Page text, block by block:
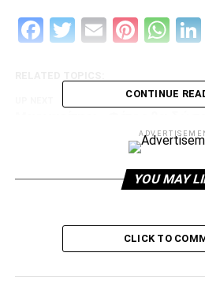
Facebook
Twitter
Email
ΠΑΕ ΠΑΟΚ: «Δεν έστειλε την
ΕΠΟ»
paokrevolution
CONTINUE
YOU MAY
CLICK TO